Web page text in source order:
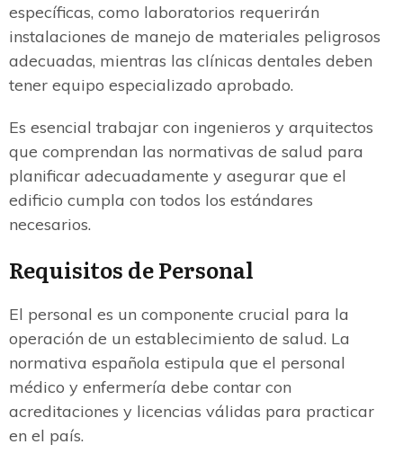
específicas, como laboratorios requerirán
instalaciones de manejo de materiales peligrosos
adecuadas, mientras las clínicas dentales deben
tener equipo especializado aprobado.
Es esencial trabajar con ingenieros y arquitectos
que comprendan las normativas de salud para
planificar adecuadamente y asegurar que el
edificio cumpla con todos los estándares
necesarios.
Requisitos de Personal
El personal es un componente crucial para la
operación de un establecimiento de salud. La
normativa española estipula que el personal
médico y enfermería debe contar con
acreditaciones y licencias válidas para practicar
en el país.